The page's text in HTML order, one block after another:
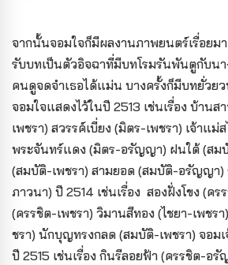
จากนั้นจอมใจก็มีผลงานภาพยนตร์เรื่อยม
รับบทเป็นตัวอิจฉาที่มีบทโรมรันพันตูกับนา
คนดูจดจำเธอได้แม่น บางครั้งก็มีบทยั่วย
จอมใจแสดงไว้ในปี 2513 เช่นเรื่อง บ้าน
เพชรา) สวรรค์เบี่ยง (มิตร-เพชรา) เจ้าแม่
พระจันทร์แดง (มิตร-อรัญญา) ฝนใต้ (สม
(สมบัติ-เพชรา) สามยอด (สมบัติ-อรัญญา
ภาวนา) ปี 2514 เช่นเรื่อง สองฝั่งโขง (ค
(ครรชิต-เพชรา) วิมานสีทอง (ไชยา-เพชร
ชรา) นักบุญทรงกลด (สมบัติ-เพชรา) จอม
ปี 2515 เช่นเรื่อง กินรีลอยฟ้า (ครรชิต-อ